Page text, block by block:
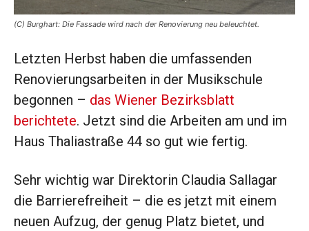
(C) Burghart: Die Fassade wird nach der Renovierung neu beleuchtet.
Letzten Herbst haben die umfassenden
Renovierungsarbeiten in der Musikschule
begonnen – das Wiener Bezirksblatt
berichtete. Jetzt sind die Ar­beiten am und im
Haus Thaliastraße 44 so gut wie fertig.
Sehr wichtig war Direktorin Claudia Sallagar
die Barrierefreiheit – die es jetzt mit einem
neuen Aufzug, der genug Platz bietet, und